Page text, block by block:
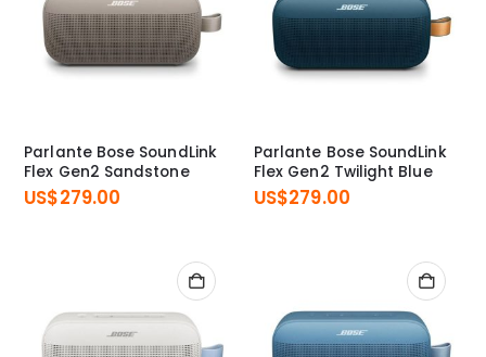
Parlante Bose SoundLink
Flex Gen2 Sandstone
US$279.00
Parlante Bose SoundLink
Flex Gen2 Twilight Blue
US$279.00